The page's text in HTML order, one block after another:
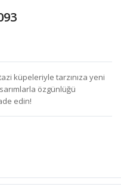
küpeleriyle tarzınıza yeni
özgünlüğü
edin!